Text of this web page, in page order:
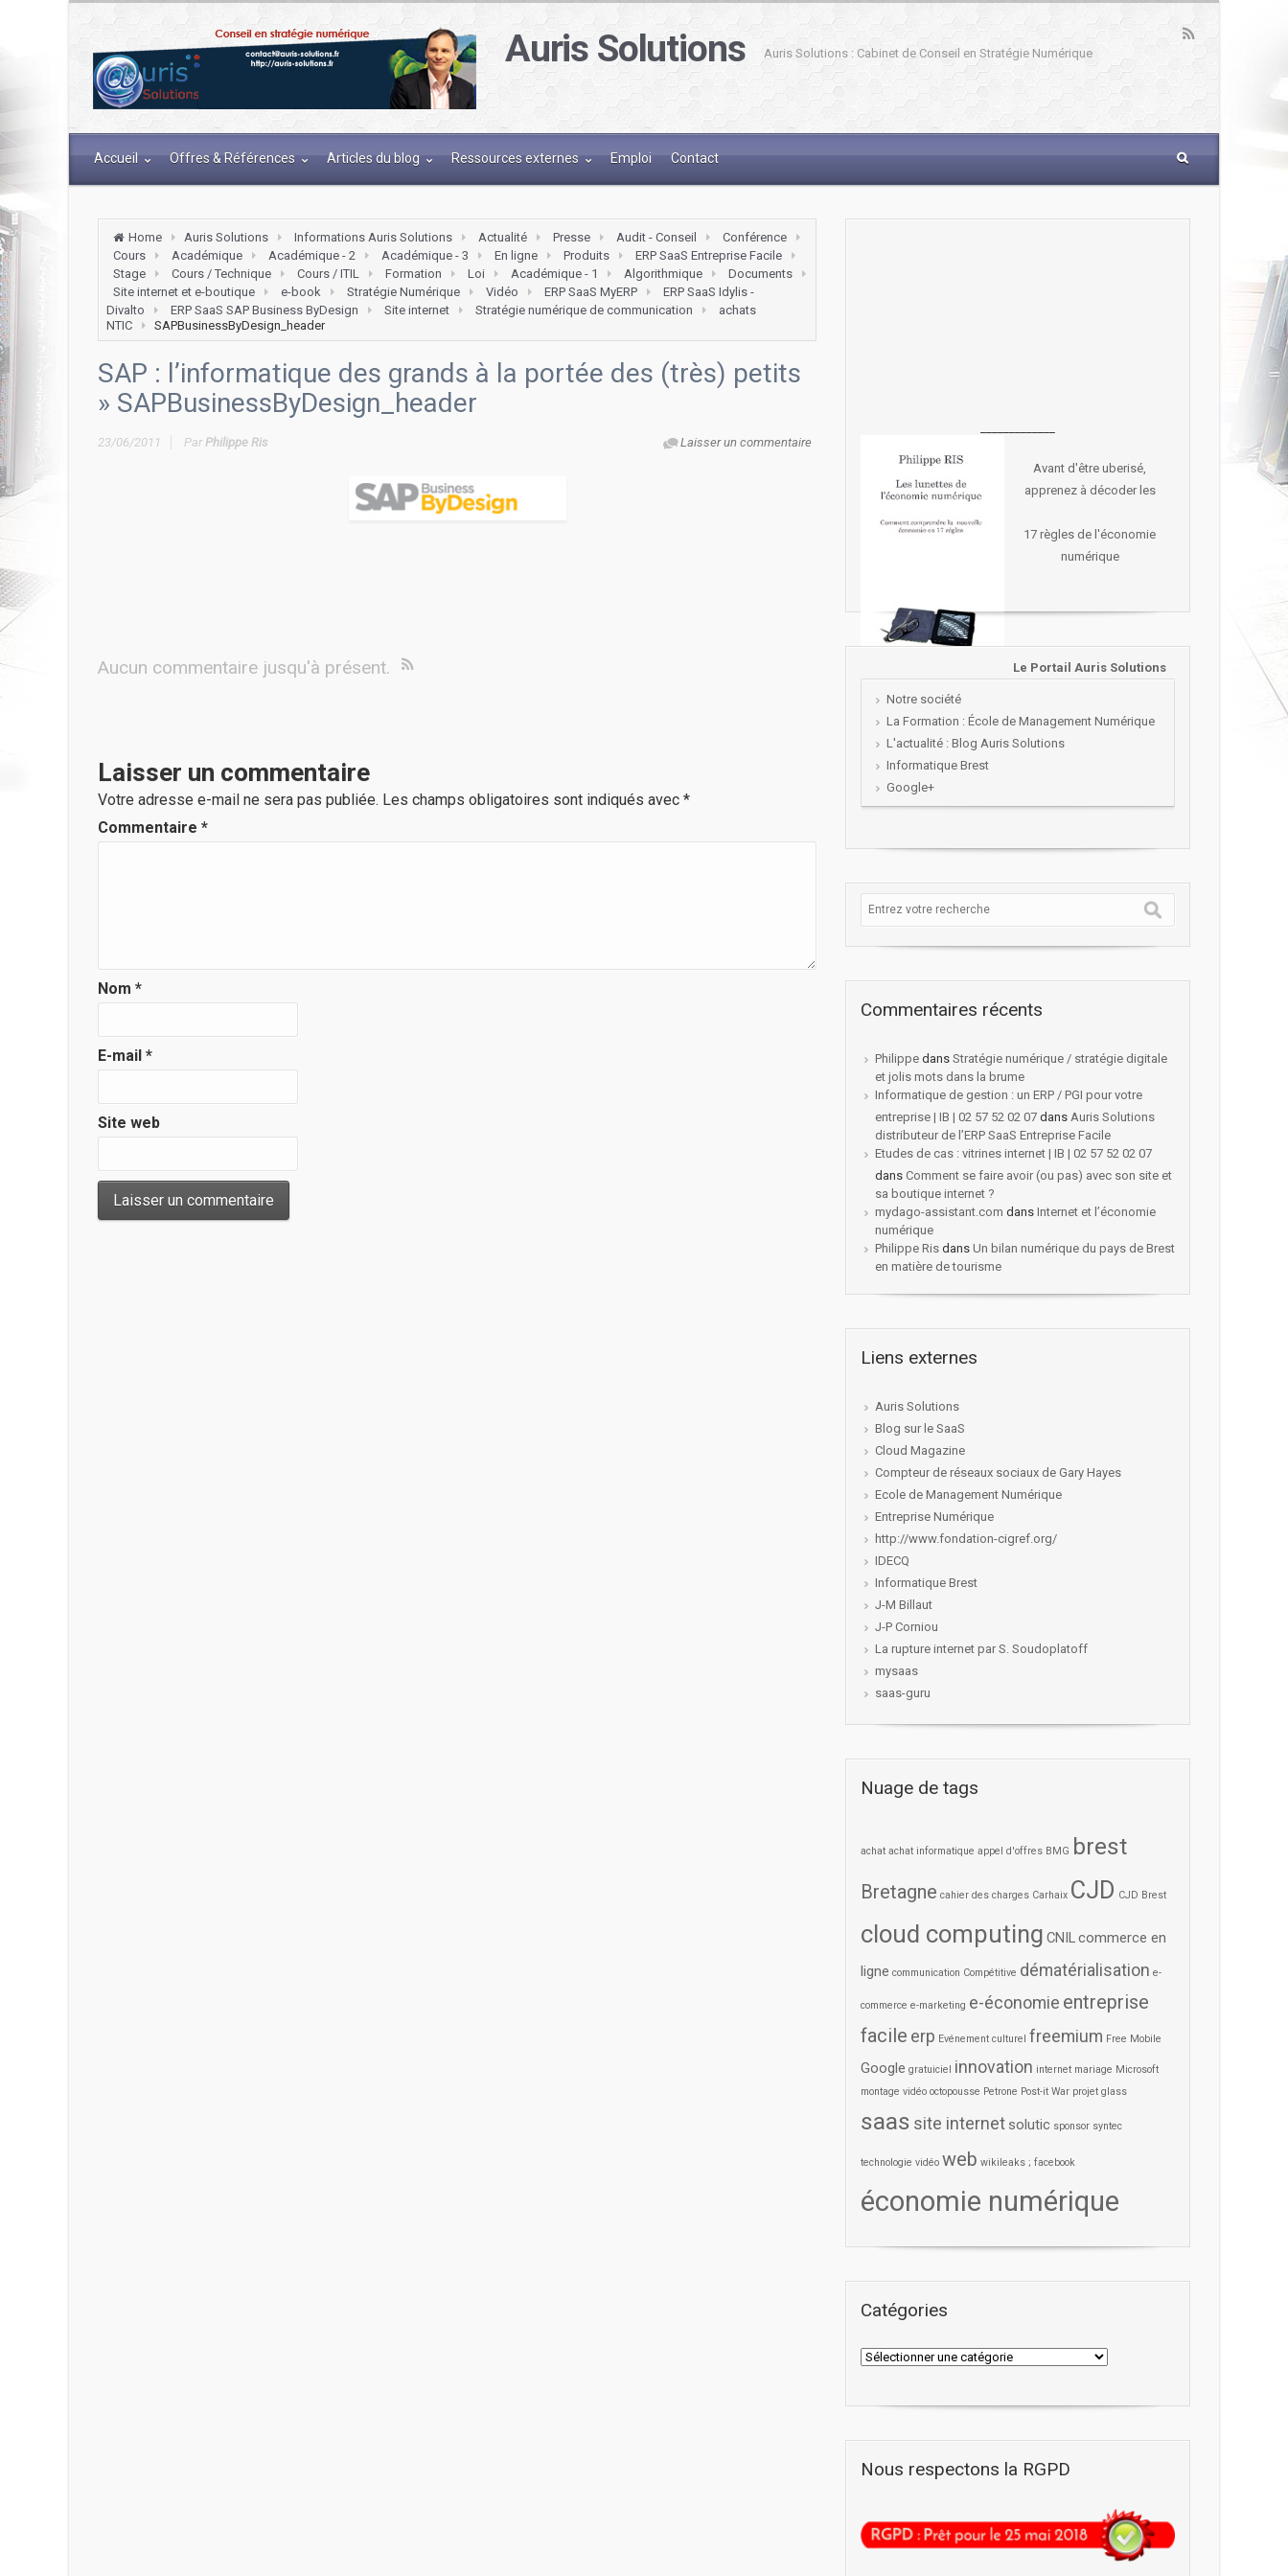
Auris Solutions Auris Solutions : Cabinet de Conseil en Stratégie Numérique
Accueil Offres & Références Articles du blog Ressources externes Emploi Contact
Home Auris Solutions Informations Auris Solutions Actualité Presse Audit - Conseil
Conférence
Cours
Académique Académique - 2 Académique - 3 En ligne Produits
ERP SaaS Entreprise Facile
Stage
Cours / Technique Cours / ITIL Formation Loi Académique - 1 Algorithmique
Documents
Site internet et e-boutique
e-book Stratégie Numérique Vidéo ERP SaaS MyERP
ERP SaaS Idylis -
Divalto
ERP SaaS SAP Business ByDesign Site internet Stratégie numérique de communication
achats
NTIC
SAPBusinessByDesign_header
SAP : l’informatique des grands à la portée des (très) petits
» SAPBusinessByDesign_header
23/06/2011 Laisser un commentaire
Par Philippe Ris
Aucun commentaire jusqu'à présent.
Laisser un commentaire
Votre adresse e-mail ne sera pas publiée. Les champs obligatoires sont indiqués avec *
Commentaire *
Nom *
E-mail *
Site web
Avant d'être uberisé,
apprenez à décoder les
17 règles de l'économie
numérique
Le Portail Auris Solutions
Notre société
La Formation : École de Management Numérique
L'actualité : Blog Auris Solutions
Informatique Brest
Google+
Commentaires récents
Philippe dans Stratégie numérique / stratégie digitale
et jolis mots dans la brume
Informatique de gestion : un ERP / PGI pour votre
entreprise | IB | 02 57 52 02 07 dans Auris Solutions
distributeur de l’ERP SaaS Entreprise Facile
Etudes de cas : vitrines internet | IB | 02 57 52 02 07
dans Comment se faire avoir (ou pas) avec son site et
sa boutique internet ?
mydago-assistant.com dans Internet et l’économie
numérique
Philippe Ris dans Un bilan numérique du pays de Brest
en matière de tourisme
Liens externes
Auris Solutions
Blog sur le SaaS
Cloud Magazine
Compteur de réseaux sociaux de Gary Hayes
Ecole de Management Numérique
Entreprise Numérique
http://www.fondation-cigref.org/
IDECQ
Informatique Brest
J-M Billaut
J-P Corniou
La rupture internet par S. Soudoplatoff
mysaas
saas-guru
Nuage de tags
achat achat informatique appel d'offres BMG brest
Bretagne cahier des charges Carhaix CJD CJD Brest
cloud computing CNILcommerce en
ligne communication Compétitive dématérialisation e-
commerce e-marketing e-économie entreprise
facile erp Evénement culturel freemium Free Mobile
Google gratuiciel innovation internet mariage Microsoft
montage vidéo octopousse Petrone Post-it War projet glass
saas site internet solutic sponsor syntec
technologie vidéo web wikileaks ; facebook
économie numérique
Catégories
Nous respectons la RGPD